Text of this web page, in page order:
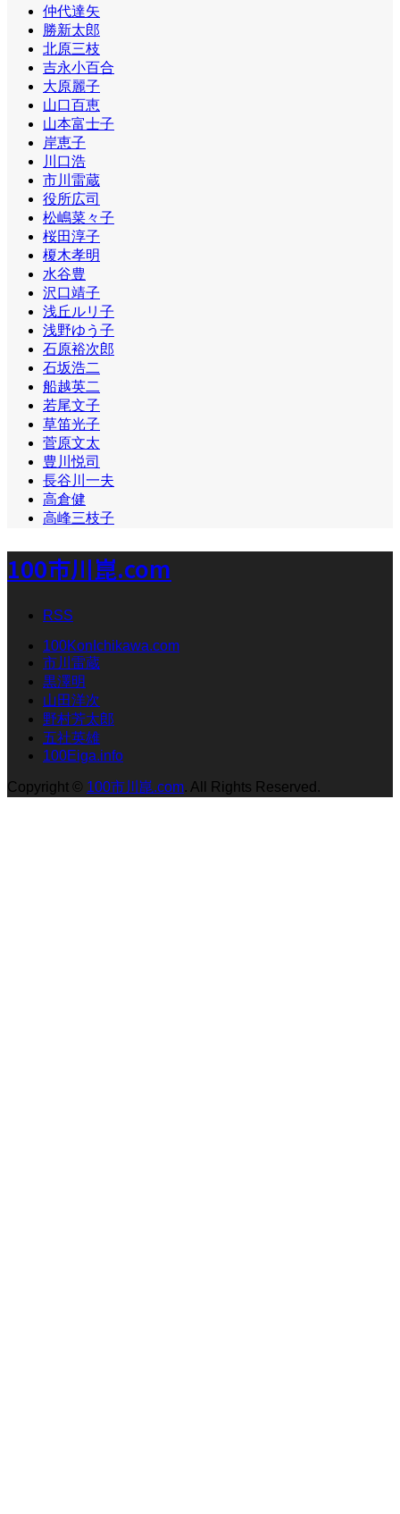
仲代達矢
勝新太郎
北原三枝
吉永小百合
大原麗子
山口百恵
山本富士子
岸恵子
川口浩
市川雷蔵
役所広司
松嶋菜々子
桜田淳子
榎木孝明
水谷豊
沢口靖子
浅丘ルリ子
浅野ゆう子
石原裕次郎
石坂浩二
船越英二
若尾文子
草笛光子
菅原文太
豊川悦司
長谷川一夫
高倉健
高峰三枝子
100市川崑.com
RSS
100KonIchikawa.com
市川雷蔵
黒澤明
山田洋次
野村芳太郎
五社英雄
100Eiga.info
Copyright © 100市川崑.com. All Rights Reserved.